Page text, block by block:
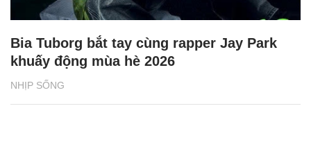
NHỊP SỐNG
Bia Tuborg bắt tay cùng rapper Jay Park
khuấy động mùa hè 2026